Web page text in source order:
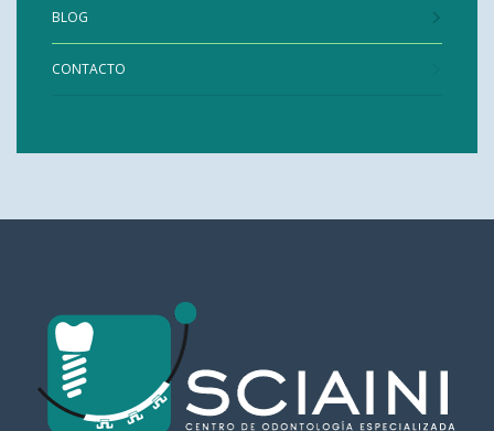
BLOG
CONTACTO